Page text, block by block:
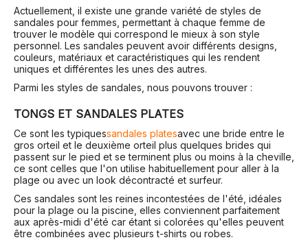
Actuellement, il existe une grande variété de styles de
sandales pour femmes, permettant à chaque femme de
trouver le modèle qui correspond le mieux à son style
personnel. Les sandales peuvent avoir différents designs,
couleurs, matériaux et caractéristiques qui les rendent
uniques et différentes les unes des autres.
Parmi les styles de sandales, nous pouvons trouver :
TONGS ET SANDALES PLATES
Ce sont les typiquessandales platesavec une bride entre le
gros orteil et le deuxième orteil plus quelques brides qui
passent sur le pied et se terminent plus ou moins à la cheville,
ce sont celles que l'on utilise habituellement pour aller à la
plage ou avec un look décontracté et surfeur.
Ces sandales sont les reines incontestées de l'été, idéales
pour la plage ou la piscine, elles conviennent parfaitement
aux après-midi d'été car étant si colorées qu'elles peuvent
être combinées avec plusieurs t-shirts ou robes.